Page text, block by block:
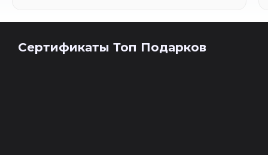
Сертификаты Топ Подарков